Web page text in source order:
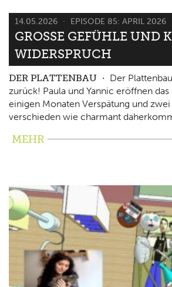
14.05.2026 EPISODE 85: APRIL 2026
GROSSE GEFÜHLE UND
IDERSPRUCH
DER PLATTENBAU
Der
zurück! Paula und Yannic eröffnen
einigen Monaten Verspätung und
verschieden wie charmant
MEHR